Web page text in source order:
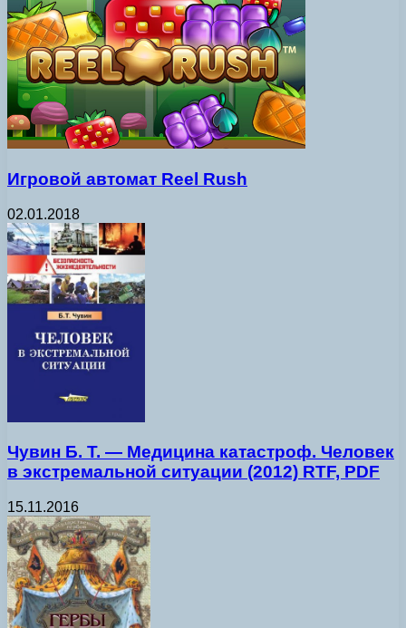
Игровой автомат Reel Rush
02.01.2018
Чувин Б. Т. — Медицина катастроф. Человек
в экстремальной ситуации (2012) RTF, PDF
15.11.2016